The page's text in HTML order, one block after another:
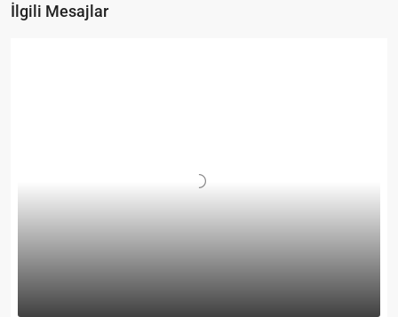
İlgili Mesajlar